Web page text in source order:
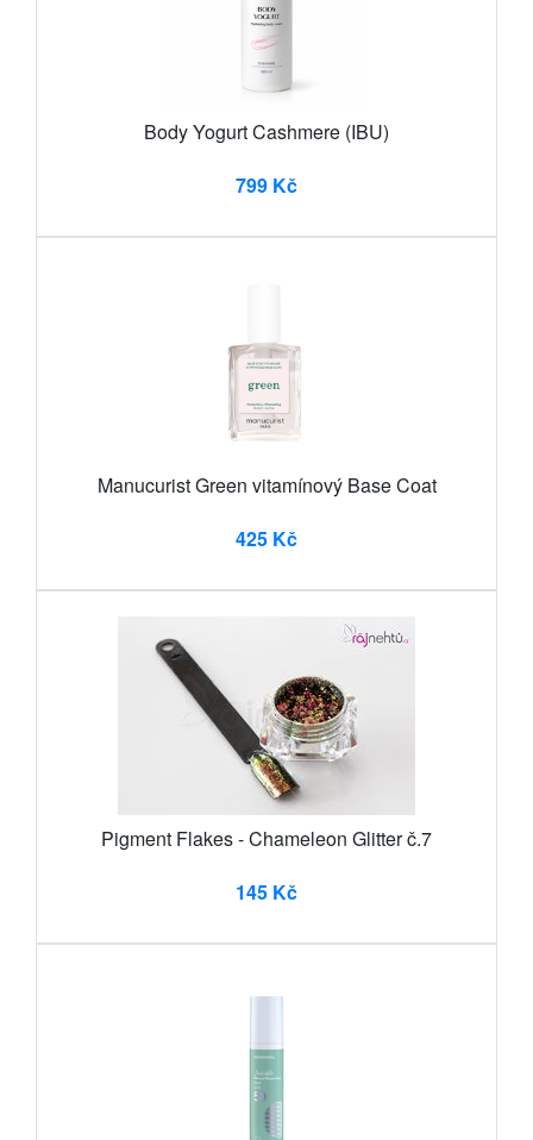
Body Yogurt Cashmere (IBU)
799 Kč
Manucurist Green vitamínový Base Coat
425 Kč
Pigment Flakes - Chameleon Glitter č.7
145 Kč